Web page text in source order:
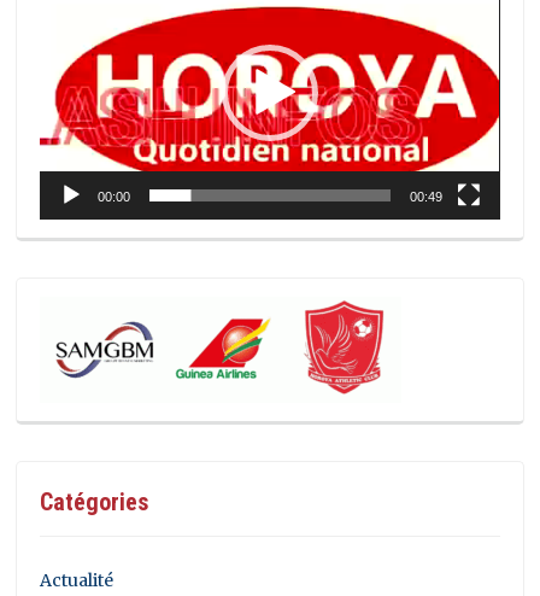
00:00 00:49
Catégories
Actualité